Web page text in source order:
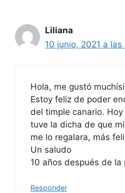
Liliana
10 junio, 2021 a las
Hola, me gustó
Estoy feliz de poder
del timple canario.
tuve la dicha de que
me lo regalara, más
Un saludo
10 años después de la
Responder